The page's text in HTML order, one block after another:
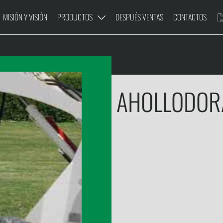
MISIÓN Y VISIÓN PRODUCTOS
ELEVADORA
DESPUÉS VENTAS CONTACTOS